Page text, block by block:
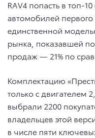
RAV4 попасть в топ-
автомобилей первого
единственной
рынка, показавшей
продаж — 21% по
Комплектацию
только с двигателем
выбрали 2200
владельцев этой
в числе пяти